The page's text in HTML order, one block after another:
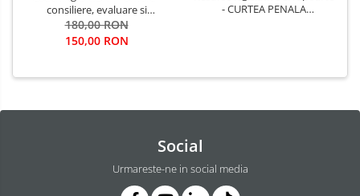
consiliere, evaluare si
antrenamente de dezvoltare
Cariere De Elita;
militare, diplomatice, de
180,00 RON
150,00 RON
- CURTEA PENALA
Social
Urmareste-ne in social media